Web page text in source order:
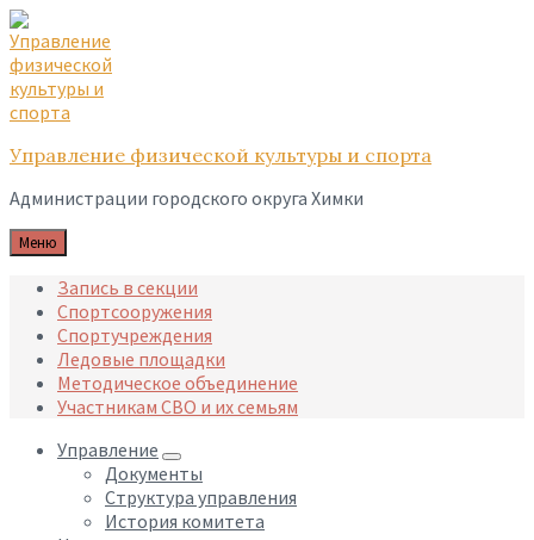
Skip
to
content
Skip
to
main
navigation
Skip
to
footer
Управление физической культуры и спорта
Администрации городского округа Химки
Меню
Запись в секции
Спортсооружения
Спортучреждения
Ледовые площадки
Методическое объединение
Участникам СВО и их семьям
Управление
Документы
Структура управления
История комитета